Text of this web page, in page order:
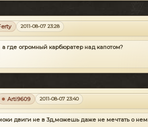
2011-08-07 23:28
а где огромный карбюратер над капотом?
Arti9609 2011-08-07 23:40
двиги не в 3д,можешь даже не мечтать о нем